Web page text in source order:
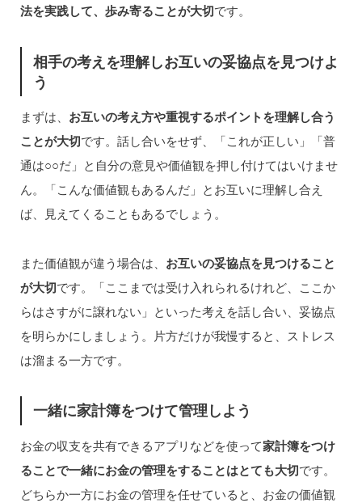
法を実践して、歩み寄ることが大切です。
相手の考えを理解しお互いの妥協点を見つけよ
う
まずは、 お互いの考え方や重視するポイントを理解し合う
ことが大切です。話し合いをせず、「これが正しい」「普
通は○○だ」と自分の意見や価値観を押し付けてはいけませ
ん。「こんな価値観もあるんだ」とお互いに理解し合え
ば、見えてくることもあるでしょう。
また価値観が違う場合は、 お互いの妥協点を見つけること
が大切です。「ここまでは受け入れられるけれど、ここか
らはさすがに譲れない」といった考えを話し合い、妥協点
を明らかにしましょう。片方だけが我慢すると、ストレス
は溜まる一方です。
一緒に家計簿をつけて管理しよう
お金の収支を共有できるアプリなどを使って家計簿をつけ
ることで一緒にお金の管理をすることはとても大切です。
どちらか一方にお金の管理を任せていると、お金の価値観